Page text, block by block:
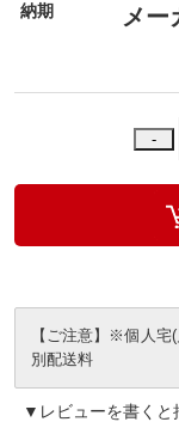
納期 メー
【ご注意】※個人
別配送料
▼レビューを書くと